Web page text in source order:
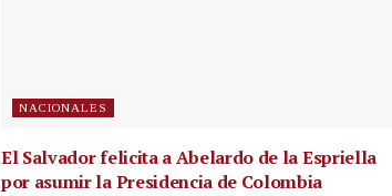
NACIONALES
El Salvador felicita a Abelardo de la Espriella
por asumir la Presidencia de Colombia